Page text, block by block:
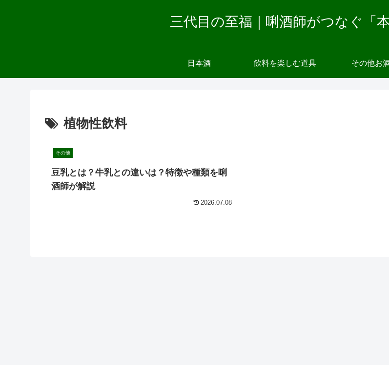
三代目の至福｜唎酒師がつなぐ「
日本酒 飲料を楽しむ道具 その他お
植物性飲料
その他
豆乳とは？牛乳との違いは？特徴や種類を唎
酒師が解説
2026.07.08